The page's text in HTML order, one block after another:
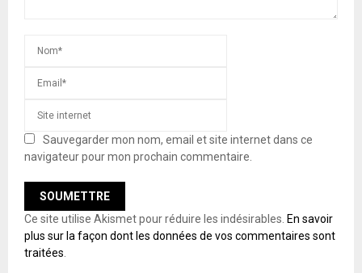
Sauvegarder mon nom, email et site internet dans ce
navigateur pour mon prochain commentaire.
Ce site utilise Akismet pour réduire les indésirables. En savoir
plus sur la façon dont les données de vos commentaires sont
traitées